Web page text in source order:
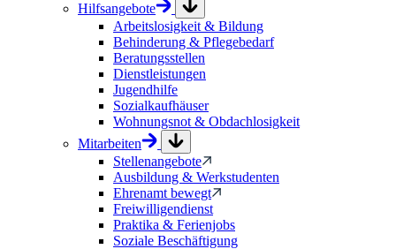
Hilfsangebote
Arbeitslosigkeit & Bildung
Behinderung & Pflegebedarf
Beratungsstellen
Dienstleistungen
Jugendhilfe
Sozialkaufhäuser
Wohnungsnot & Obdachlosigkeit
Mitarbeiten
Stellenangebote
Ausbildung & Werkstudenten
Ehrenamt bewegt
Freiwilligendienst
Praktika & Ferienjobs
Soziale Beschäftigung